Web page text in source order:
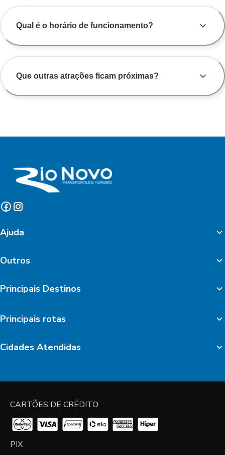
Qual é o horário de funcionamento?
Que outras atrações ficam próximas?
Ajuda
Outros
Principais Destinos
Principais rotas
Cidades Atendidas
CARTÕES DE CRÉDITO
PIX